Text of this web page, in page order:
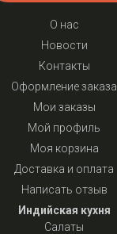
О нас
Новости
Контакты
Оформление заказа
Мои заказы
Мой профиль
Моя корзина
Доставка и оплата
Написать отзыв
Индийская кухня
Салаты